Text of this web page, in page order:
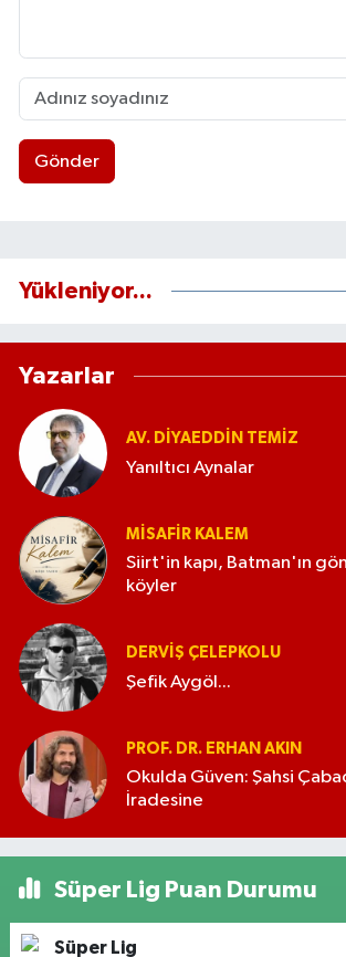
Gönder
Yükleniyor...
Yazarlar
AV. DIYAEDDIN TEMIZ
Yanıltıcı Aynalar
MISAFIR KALEM
Siirt'in kapı, Batman'ın
köyler
DERVIŞ ÇELEPKOLU
Şefik Aygöl...
PROF. DR. ERHAN AKIN
Okulda Güven: Şahsi
İradesine
Süper Lig Puan Durumu
Süper Lig